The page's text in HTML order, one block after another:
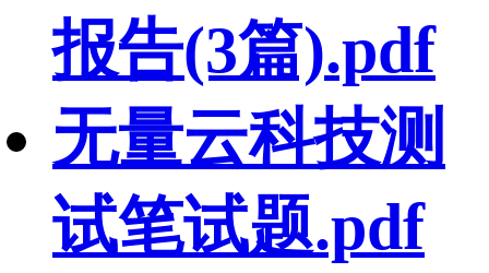
报告(3篇).pdf
无量云科技测
试笔试题.pdf